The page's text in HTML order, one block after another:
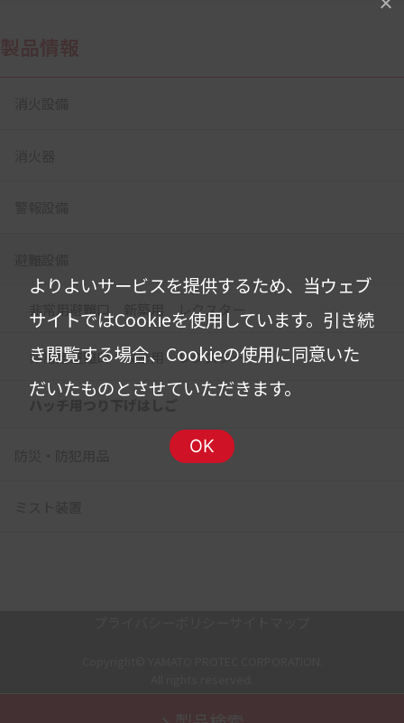
非常用避難口 新築用 レクスター
非常用避難口 改修用 レクスター
よりよいサービスを提供するため、当ウェブ
サイトではCookieを使用しています。 引き続
き閲覧する場合、Cookieの使用に同意いた
だいたものとさせていただきます。
OK